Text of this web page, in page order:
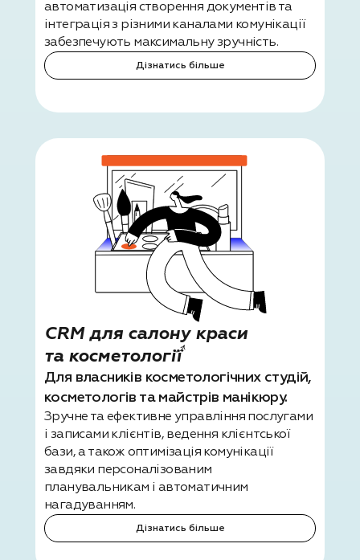
автоматизація створення документів та
інтеграція з різними каналами комунікації
забезпечують максимальну зручність.
Дізнатись більше
CRM для салону краси
та косметології
Для власників косметологічних студій,
косметологів та майстрів манікюру.
Зручне та ефективне управління послугами
і записами клієнтів, ведення клієнтської
бази, а також оптимізація комунікації
завдяки персоналізованим
планувальникам і автоматичним
нагадуванням.
Дізнатись більше